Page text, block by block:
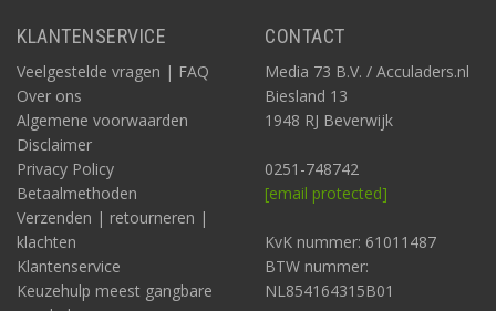
KLANTENSERVICE
Veelgestelde vragen | FAQ
Over ons
Algemene voorwaarden
Disclaimer
Privacy Policy
Betaalmethoden
Verzenden | retourneren |
klachten
Klantenservice
Keuzehulp meest gangbare
CONTACT
Media 73 B.V. / Acculaders.nl
Biesland 13
1948 RJ Beverwijk
0251-748742
[email protected]
KvK nummer: 61011487
BTW nummer:
NL854164315B01